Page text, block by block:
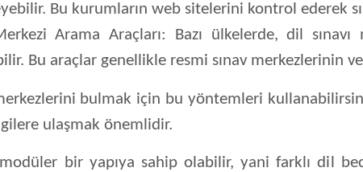
Bu kurumların web sitelerini kontrol ederek
Arama Araçları:
Bazı ülkelerde, dil
Bu araçlar genellikle resmi sınav merkezlerinin
bulmak için bu yöntemleri
ulaşmak önemlidir.
modüler bir yapıya sahip olabilir, yani farklı dil